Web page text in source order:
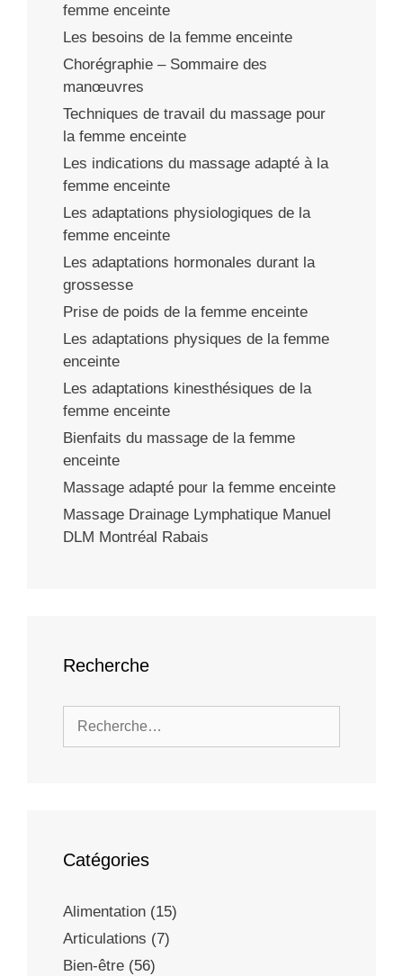
femme enceinte
Les besoins de la femme enceinte
Chorégraphie – Sommaire des
manœuvres
Techniques de travail du massage pour
la femme enceinte
Les indications du massage adapté à la
femme enceinte
Les adaptations physiologiques de la
femme enceinte
Les adaptations hormonales durant la
grossesse
Prise de poids de la femme enceinte
Les adaptations physiques de la femme
enceinte
Les adaptations kinesthésiques de la
femme enceinte
Bienfaits du massage de la femme
enceinte
Massage adapté pour la femme enceinte
Massage Drainage Lymphatique Manuel
DLM Montréal Rabais
Recherche
Catégories
Alimentation (15)
Articulations (7)
Bien-être (56)